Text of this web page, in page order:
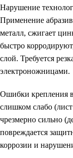
Нарушение
Применение
металл, сжигает
быстро
слой. Требуется
электроножницами.
Ошибки крепления
слишком слабо
чрезмерно сильно
повреждается
коррозии и